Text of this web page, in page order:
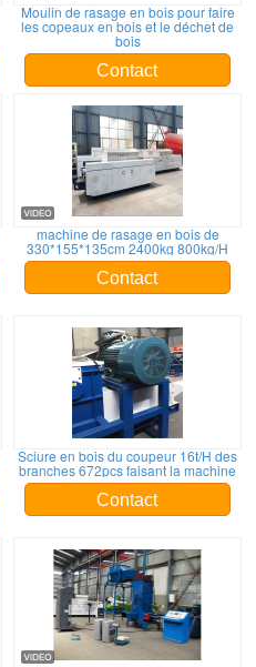
Moulin de rasage en bois pour faire
les copeaux en bois et le déchet de
bois
Contact
machine de rasage en bois de
330*155*135cm 2400kg 800kg/H
Contact
Sciure en bois du coupeur 16t/H des
branches 672pcs faisant la machine
Contact